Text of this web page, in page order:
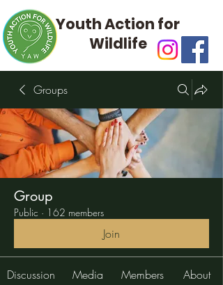
Youth Action for
Wildlife
Groups
Group
Public · 162 members
Join
Discussion Media Members About